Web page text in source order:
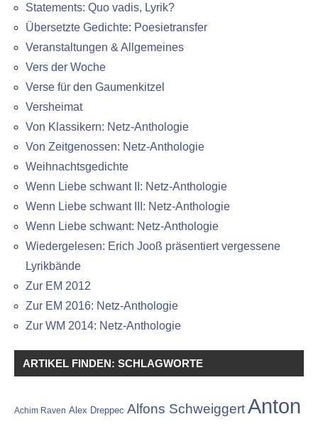
Statements: Quo vadis, Lyrik?
Übersetzte Gedichte: Poesietransfer
Veranstaltungen & Allgemeines
Vers der Woche
Verse für den Gaumenkitzel
Versheimat
Von Klassikern: Netz-Anthologie
Von Zeitgenossen: Netz-Anthologie
Weihnachtsgedichte
Wenn Liebe schwant II: Netz-Anthologie
Wenn Liebe schwant III: Netz-Anthologie
Wenn Liebe schwant: Netz-Anthologie
Wiedergelesen: Erich Jooß präsentiert vergessene
Lyrikbände
Zur EM 2012
Zur EM 2016: Netz-Anthologie
Zur WM 2014: Netz-Anthologie
ARTIKEL FINDEN: SCHLAGWORTE
Achim Raven Alex Dreppec Alfons Schweiggert Anton